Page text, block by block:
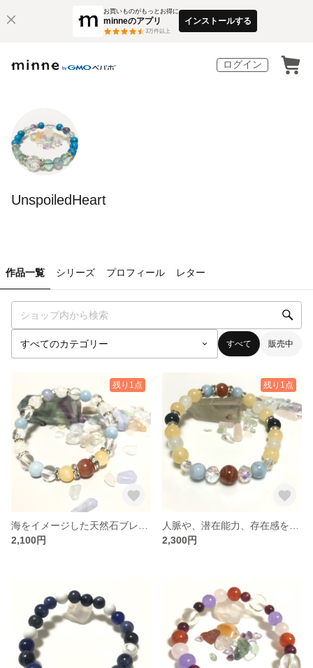
お買いものがもっとお得に
minneのアプリ
3万件以上
インストールする
ログイン
UnspoiledHeart
作品一覧 シリーズ プロフィール レター
すべて 販売中
残り1点
2,100円
残り1点
2,300円